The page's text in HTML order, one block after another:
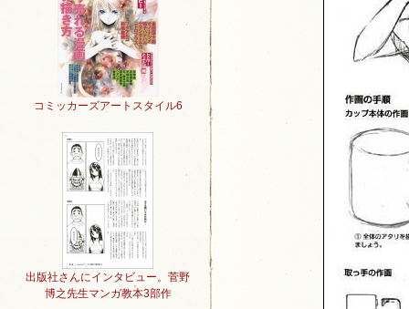
コミッカーズアートスタイル6
出版社さんにインタビュー。菅野
博之先生マンガ教本3部作